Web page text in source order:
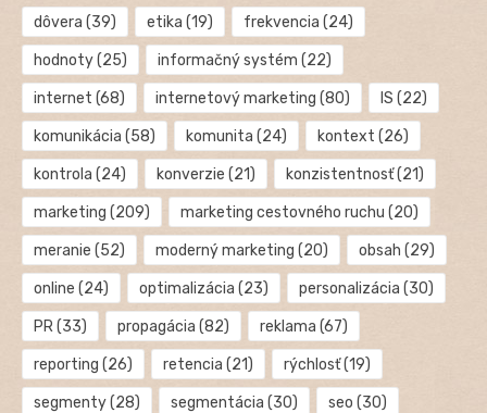
dôvera (39) etika (19) frekvencia (24)
hodnoty(25) informačný systém (22)
internet (68) internetový marketing (80) IS (22)
komunikácia (58) komunita (24) kontext (26)
kontrola (24) konverzie (21) konzistentnosť(21)
marketing (209) marketing cestovného ruchu (20)
meranie (52) moderný marketing (20) obsah (29)
online (24) optimalizácia (23) personalizácia (30)
PR(33) propagácia (82) reklama (67)
reporting (26) retencia (21) rýchlosť(19)
segmenty(28) segmentácia (30) seo (30)